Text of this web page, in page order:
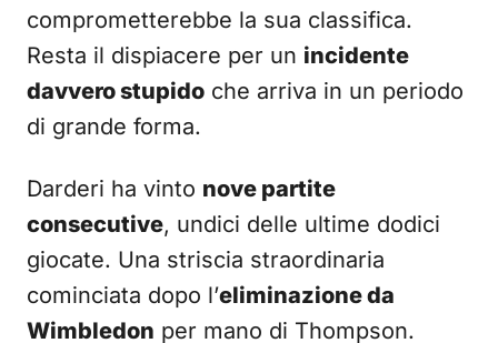
comprometterebbe la sua classifica.
Resta il dispiacere per un incidente
davvero stupido che arriva in un periodo
di grande forma.
Darderi ha vinto nove partite
consecutive, undici delle ultime dodici
giocate. Una striscia straordinaria
cominciata dopo l’eliminazione da
Wimbledon per mano di Thompson.